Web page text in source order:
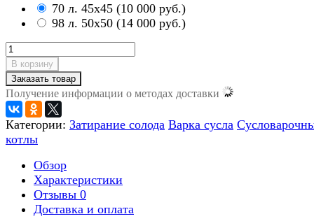
70 л. 45х45 (10 000 руб.)
98 л. 50х50 (14 000 руб.)
В корзину
Заказать товар
Получение информации о методах доставки
Категории: Затирание солода Варка сусла
котлы
Обзор
Характеристики
Отзывы 0
Доставка и оплата